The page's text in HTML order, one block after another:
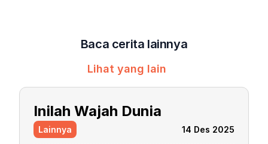
Baca cerita lainnya
Lihat yang lain
Inilah Wajah Dunia
Lainnya 14 Des 2025